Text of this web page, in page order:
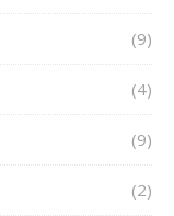
(9)
(4)
(9)
(2)